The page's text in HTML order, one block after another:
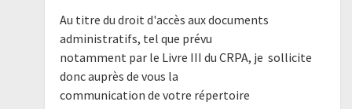
Au titre du droit d'accès aux documents
administratifs, tel que prévu
notamment par le Livre III du CRPA, je sollicite
donc auprès de vous la
communication de votre répertoire